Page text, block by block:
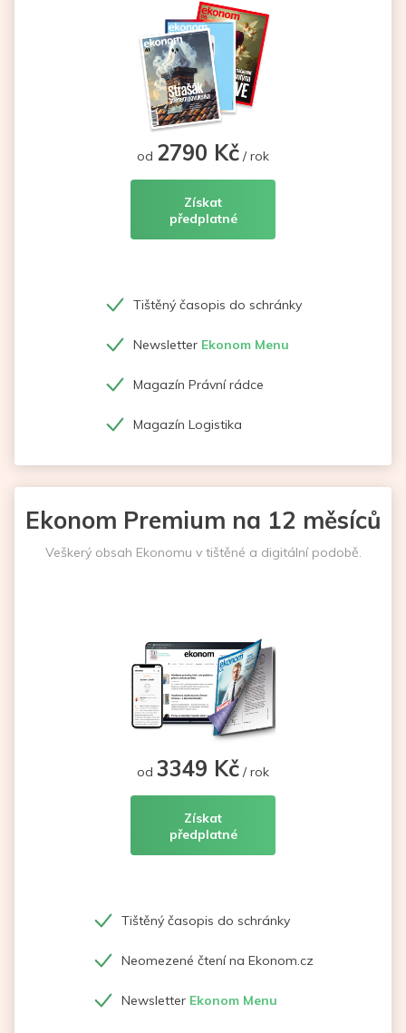
od 2790 Kč / rok
Získat
předplatné
Tištěný časopis do schránky
Newsletter Ekonom Menu
Magazín Právní rádce
Magazín Logistika
Ekonom Premium na 12 měsíců
Veškerý obsah Ekonomu v tištěné a digitální podobě.
od 3349 Kč / rok
Získat
předplatné
Tištěný časopis do schránky
Neomezené čtení na Ekonom.cz
Newsletter Ekonom Menu